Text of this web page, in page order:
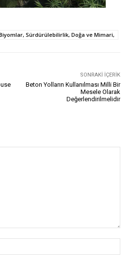
Sürdürülebilirlik, Doğa ve Mimari,
SONRAKI İÇERIK
Beton Yolların Kullanılması Milli Bir
Mesele Olarak
Değerlendirilmelidir